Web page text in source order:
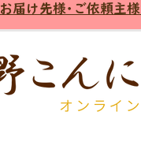
お届け先様･ご依頼主